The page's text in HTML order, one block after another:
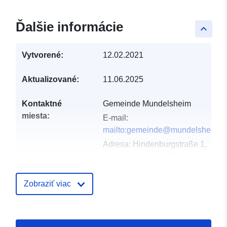
keyboard_arrow_up
Ďalšie informácie
Vytvorené: 12.02.2021
Aktualizované: 11.06.2025
Kontaktné
miesta:
Gemeinde Mundelsheim
E-mail:
Adresa: Hindenburgstraße 1,
záznam:
2026
Zobraziť viac